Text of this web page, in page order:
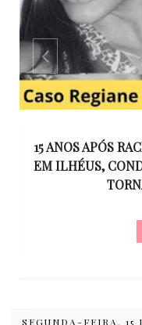
15 ANOS APÓS
EM ILHÉUS,
SEGUNDA-FEIRA, 15